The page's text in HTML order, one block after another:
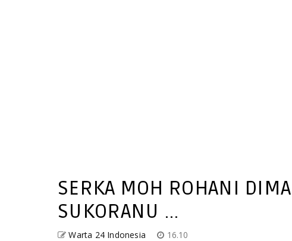
SERKA MOH ROHANI
SUKORANU ...
Warta 24 Indonesia 16.10